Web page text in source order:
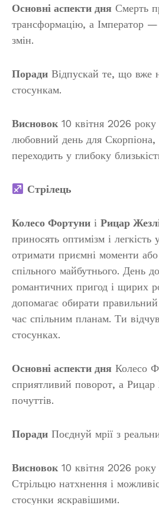
Основні аспекти дня Смерть
трансформацію, а Імператор —
змін.
Поради Відпускай те, що вже
стосункам.
Висновок 10 квітня 2026
любовний день для Скорпіона,
переходить у глибоку
Стрілець
Колесо Фортуни і Рицар
приносять оптимізм і
отримати приємні моменти або
спільного майбутнього. День
романтичних пригод і щирих
допомагає обирати
час спільним планам. Ти
стосунках.
Основні аспекти дня Колесо
сприятливий поворот, а
почуттів.
Поради Поєднуй мрії з
Висновок 10 квітня 2026
Стрільцю натхнення і
стосунки яскравішими.